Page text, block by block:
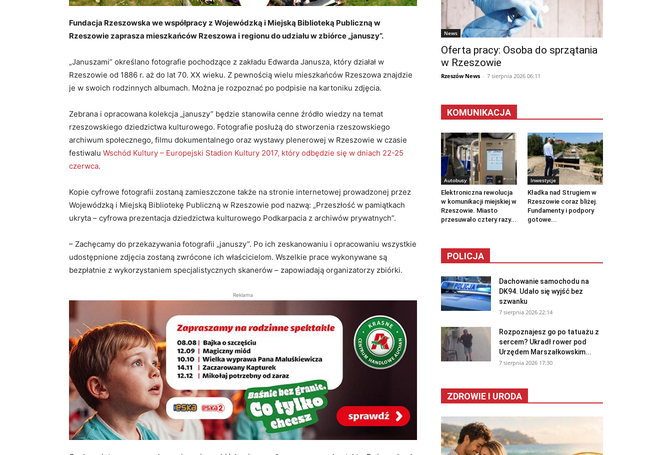
Fundacja Rzeszowska we współpracy z Wojewódzką i Miejską Biblioteką Publiczną w
Rzeszowie zaprasza mieszkańców Rzeszowa i regionu do udziału w zbiórce „januszy”.
„Januszami” określano fotografie pochodzące z zakładu Edwarda Janusza, który działał w
Rzeszowie od 1886 r. aż do lat 70. XX wieku. Z pewnością wielu mieszkańców Rzeszowa znajdzie
je w swoich rodzinnych albumach. Można je rozpoznać po podpisie na kartoniku zdjęcia.
Zebrana i opracowana kolekcja „januszy” będzie stanowiła cenne źródło wiedzy na temat
rzeszowskiego dziedzictwa kulturowego. Fotografie posłużą do stworzenia rzeszowskiego
archiwum społecznego, filmu dokumentalnego oraz wystawy plenerowej w Rzeszowie w czasie
festiwalu Wschód Kultury – Europejski Stadion Kultury 2017, który odbędzie się w dniach 22-25
czerwca.
Kopie cyfrowe fotografii zostaną zamieszczone także na stronie internetowej prowadzonej przez
Wojewódzką i Miejską Bibliotekę Publiczną w Rzeszowie pod nazwą: „Przeszłość w pamiątkach
ukryta – cyfrowa prezentacja dziedzictwa kulturowego Podkarpacia z archiwów prywatnych”.
– Zachęcamy do przekazywania fotografii „januszy”. Po ich zeskanowaniu i opracowaniu wszystkie
udostępnione zdjęcia zostaną zwrócone ich właścicielom. Wszelkie prace wykonywane są
bezpłatnie z wykorzystaniem specjalistycznych skanerów – zapowiadają organizatorzy zbiórki.
Reklama
News
Oferta pracy: Osoba do sprzątania
w Rzeszowie
Rzeszów News - 7 sierpnia 2026 06:11
KOMUNIKACJA
Autobusy
Elektroniczna rewolucja
w komunikacji miejskiej w
Rzeszowie. Miasto
przesuwało cztery razy...
Inwestycje
Kładka nad Strugiem w
Rzeszowie coraz bliżej.
Fundamenty i podpory
gotowe...
POLICJA
Dachowanie samochodu na
DK94. Udało się wyjść bez
szwanku
7 sierpnia 2026 22:14
Rozpoznajesz go po tatuażu z
sercem? Ukradł rower pod
Urzędem Marszałkowskim...
7 sierpnia 2026 17:30
ZDROWIE I URODA